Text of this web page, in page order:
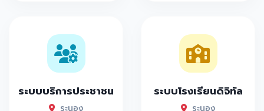
ระบบบริการประชาชน
ระนอง
ระบบโรงเรียนดิจิทัล
ระนอง